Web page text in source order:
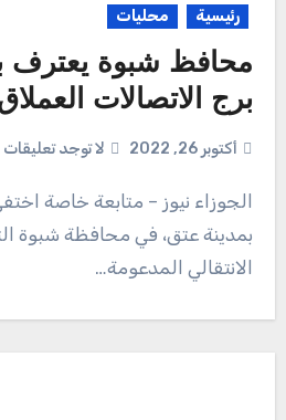
رئيسية محليات
محافظ شبوة يعترف
برج الاتصالات
أكتوبر 26, 2022 لا توجد تعليقات
الجوزاء نيوز – متابعة خاصة اختفى برج اتصالات عملاق
بمدينة عتق، في محافظة شبوة
الانتقالي المدعومة…